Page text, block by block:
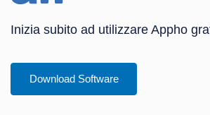
Inizia subito ad utilizzare Appho
Download Software